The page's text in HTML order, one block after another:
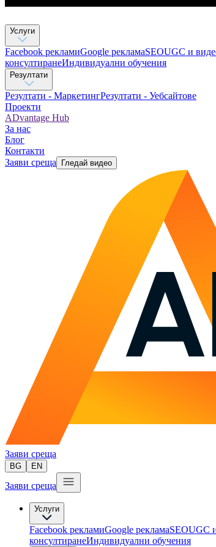
Услуги
Facebook рекламиGoogle рекламаSEOUGC и
консултиране​Индивидуални обучения
Резултати
Резултати - МаркетингРезултати - Уебсайтове
Проекти
ADvantage Hub
За нас
Блог
Контакти
Заяви среща
Гледай видео
Заяви среща
BG EN
Заяви среща
Услуги
Facebook рекламиGoogle рекламаSEOUGC
консултиране​Индивидуални обучения